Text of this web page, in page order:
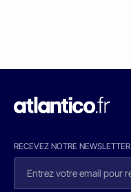
RECEVEZ NOTRE NEWSLETTER